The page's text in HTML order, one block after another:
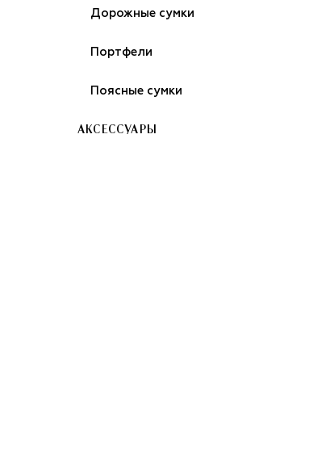
Дорожные сумки
Портфели
Поясные сумки
АКСЕССУАРЫ